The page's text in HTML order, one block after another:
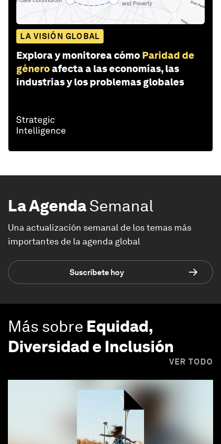
LA VISIÓN GLOBAL
Explora y monitorea cómo Paridad de
géneroafecta a las economías, las
industrias y los problemas globales
La AgendaSemanal
Una actualización semanal de los temas más
importantes de la agenda global
Suscríbete hoy
Más sobre Equidad,
Diversidad e Inclusión
VER TODO